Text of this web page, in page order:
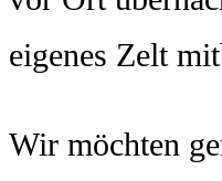
eigenes Zelt
Wir möchten